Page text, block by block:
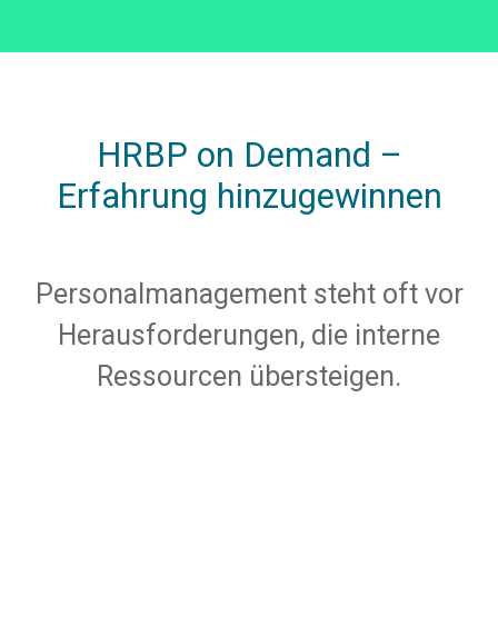
HRBP on Demand –
Erfahrung hinzugewinnen
Personalmanagement steht oft vor
Herausforderungen, die interne
Ressourcen übersteigen.